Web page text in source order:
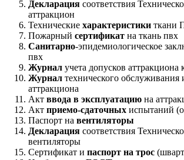
Декларация соответствия
аттракцион
Технические характеристики ткани
Пожарный сертификат на ткань пвх
Санитарно-эпидемиологическое
пвх
Журнал учета допусков аттракциона
Журнал технического обслуживания
аттракциона
Акт ввода в эксплуатацию на
Акт приемо-сдаточных испытаний
Паспорт на вентиляторы
Декларация соответствия
вентиляторы
Сертификат и паспорт на трос